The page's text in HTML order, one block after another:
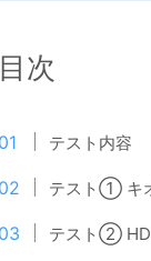
目次
テスト内容
テスト① キ
テスト②